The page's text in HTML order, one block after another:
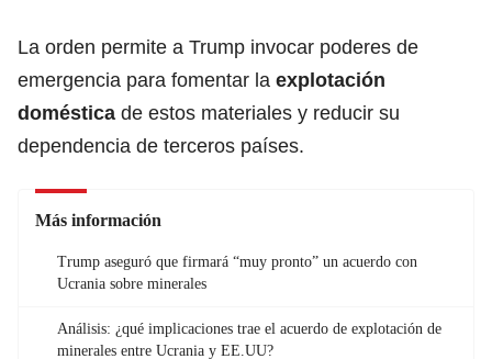
La orden permite a Trump invocar poderes de
emergencia para fomentar la explotación
doméstica de estos materiales y reducir su
dependencia de terceros países.
Más información
Trump aseguró que firmará “muy pronto” un acuerdo con
Ucrania sobre minerales
Análisis: ¿qué implicaciones trae el acuerdo de explotación de
minerales entre Ucrania y EE.UU?